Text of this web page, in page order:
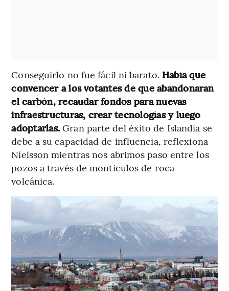
Conseguirlo no fue fácil ni barato. Había que
convencer a los votantes de que abandonaran
el carbón, recaudar fondos para nuevas
infraestructuras, crear tecnologías y luego
adoptarlas.Gran parte del éxito de Islandia se
debe a su capacidad de influencia, reflexiona
Níelsson mientras nos abrimos paso entre los
pozos a través de montículos de roca
volcánica.